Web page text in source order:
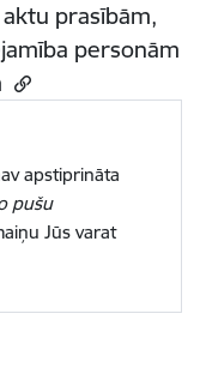
prasībām,
personām
apstiprināta
pušu
Jūs varat